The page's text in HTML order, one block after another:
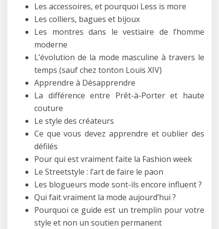
Les accessoires, et pourquoi Less is more
Les colliers, bagues et bijoux
Les montres dans le vestiaire de l’homme
moderne
L’évolution de la mode masculine à travers le
temps (sauf chez tonton Louis XIV)
Apprendre à Désapprendre
La différence entre Prêt-à-Porter et haute
couture
Le style des créateurs
Ce que vous devez apprendre et oublier des
défilés
Pour qui est vraiment faite la Fashion week
Le Streetstyle : l’art de faire le paon
Les blogueurs mode sont-ils encore influent ?
Qui fait vraiment la mode aujourd’hui ?
Pourquoi ce guide est un tremplin pour votre
style et non un soutien permanent